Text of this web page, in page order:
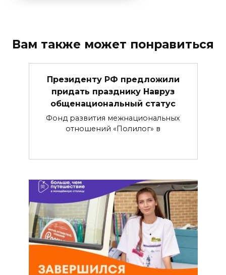
Вам также может понравиться
Президенту РФ предложили
придать празднику Навруз
общенациональный статус
Фонд развития межнациональных
отношений «Полилог» в